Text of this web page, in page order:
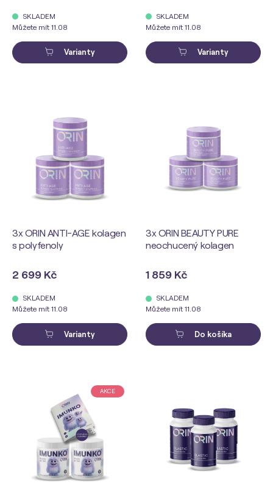
SKLADEM
Můžete mít 11.08
Varianty
SKLADEM
Můžete mít 11.08
Varianty
3x ORIN ANTI-AGE kolagen
s polyfenoly
2 699 Kč
SKLADEM
Můžete mít 11.08
Varianty
3x ORIN BEAUTY PURE
neochucený kolagen
1 859 Kč
SKLADEM
Můžete mít 11.08
Do košíka
AKCE